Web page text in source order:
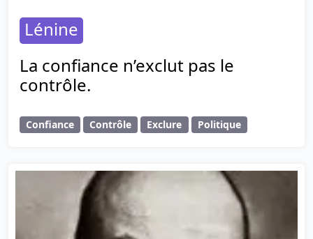
Lénine
La confiance n’exclut pas le
contrôle.
Confiance Contrôle Exclure Politique